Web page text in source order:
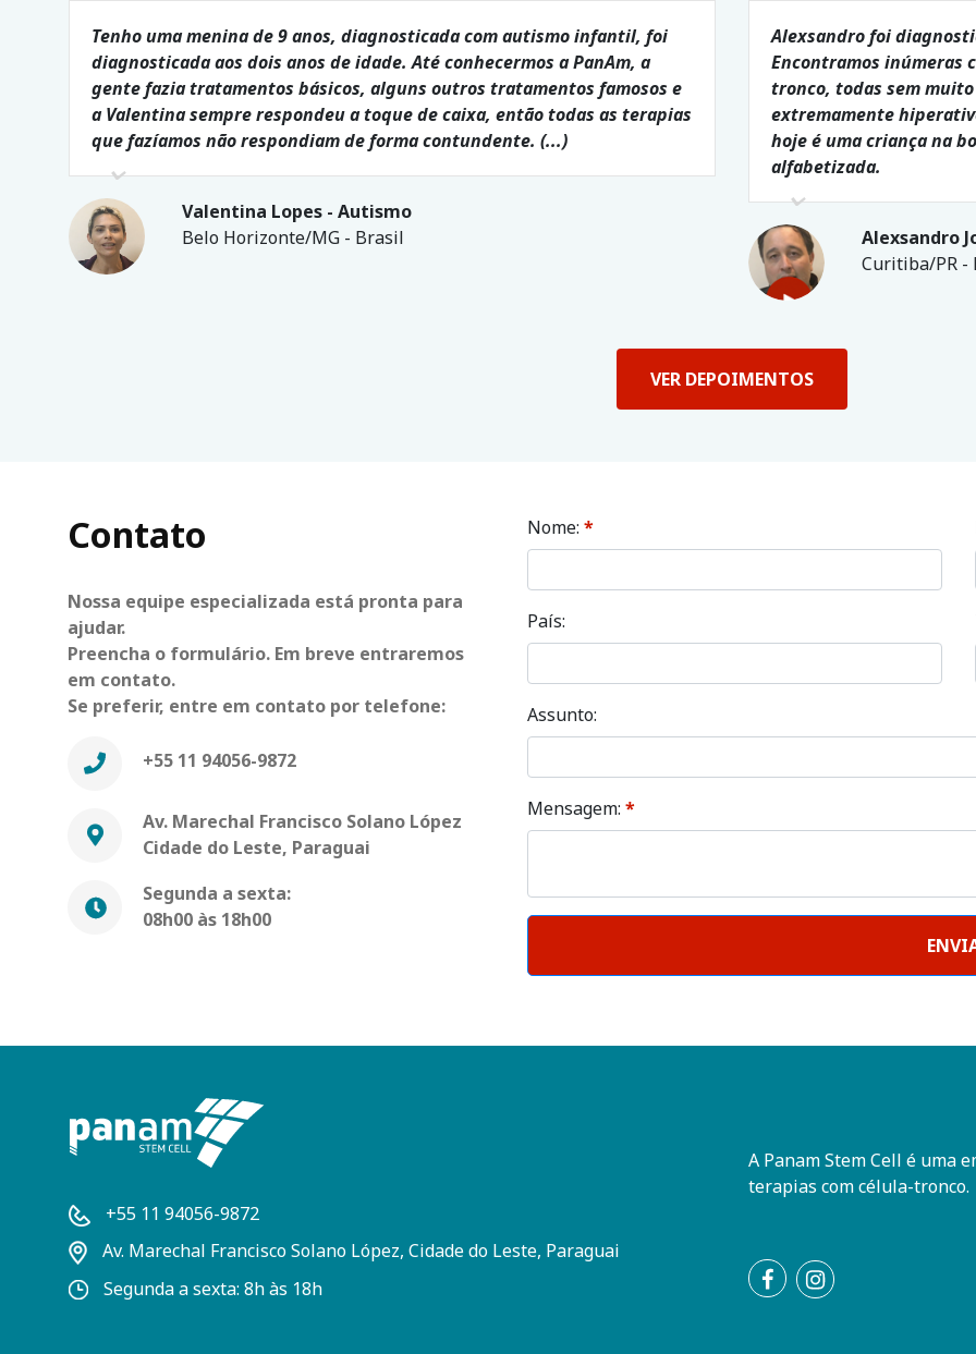
Tenho uma menina de 9 anos, diagnosticada com autismo infantil, foi
diagnosticada aos dois anos de idade. Até conhecermos a PanAm, a
gente fazia tratamentos básicos, alguns outros tratamentos famosos e
a Valentina sempre respondeu a toque de caixa, então todas as terapias
que fazíamos não respondiam de forma contundente. (...)
Valentina Lopes - Autismo
Belo Horizonte/MG - Brasil
Alexsandro foi
Encontramos inúmeras
tronco, todas sem
extremamente
hoje é uma criança na
alfabetizada.
Alexsandro
Curitiba/PR -
VER DEPOIMENTOS
Contato
Nossa equipe especializada está pronta para
ajudar.
Preencha o formulário. Em breve entraremos
em contato.
Se preferir, entre em contato por telefone:
+55 11 94056-9872
Av. Marechal Francisco Solano López
Cidade do Leste, Paraguai
Segunda a sexta:
08h00 às 18h00
Nome: *
País:
Assunto:
Mensagem: *
+55 11 94056-9872
Av. Marechal Francisco Solano López, Cidade do Leste, Paraguai
Segunda a sexta: 8h às 18h
A Panam Stem Cell é uma
terapias com célula-tronco.